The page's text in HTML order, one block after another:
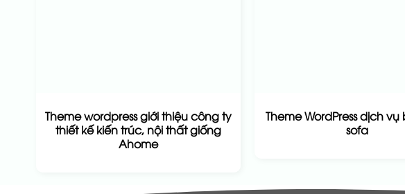
Theme wordpress giới thiệu công ty
thiết kế kiến trúc, nội thất giống
Ahome
Theme WordPress dịch
sofa